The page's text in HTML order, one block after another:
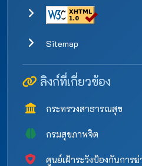
Sitemap
ลิงก์ที่เกี่ยวข้อง
กระทรวงสาธารณสุข
กรมสุขภาพจิต
ศูนย์เฝ้าระวังป้องกันการฆ่